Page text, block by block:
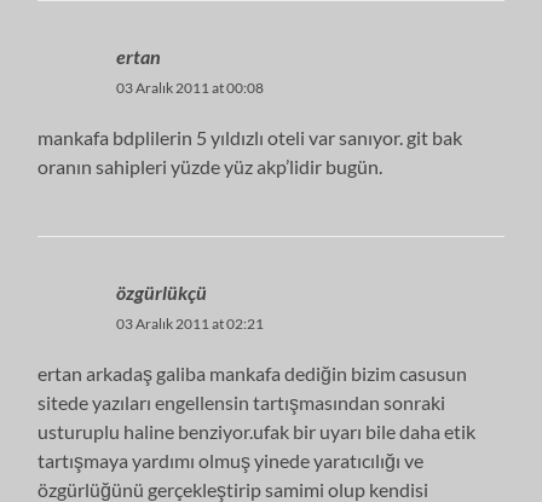
ertan
03 Aralık 2011 at 00:08
mankafa bdplilerin 5 yıldızlı oteli var sanıyor. git bak
oranın sahipleri yüzde yüz akp’lidir bugün.
özgürlükçü
03 Aralık 2011 at 02:21
ertan arkadaş galiba mankafa dediğin bizim casusun
sitede yazıları engellensin tartışmasından sonraki
usturuplu haline benziyor.ufak bir uyarı bile daha etik
tartışmaya yardımı olmuş yinede yaratıcılığı ve
özgürlüğünü gerçekleştirip samimi olup kendisi